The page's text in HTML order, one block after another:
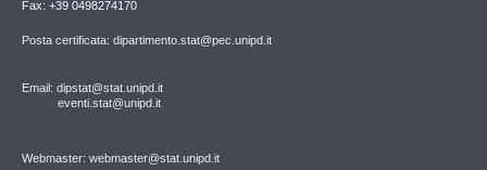
Fax: +39 0498274170
Posta certificata: dipartimento.stat@pec.unipd.it
Email: dipstat@stat.unipd.it
eventi.stat@unipd.it
Webmaster: webmaster@stat.unipd.it